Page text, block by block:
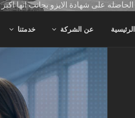
الحاصله على شهادة الايزو بجانب انها
الرئيسية عن الشركة خدمتنا